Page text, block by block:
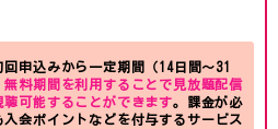
申込みから一定期間（14日間～31
無料期間を利用することで見放題配信
可能することができます。課金が必
会ポイントなどを付与するサービス